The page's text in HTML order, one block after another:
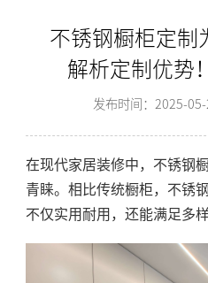
不锈钢橱柜定制
解析定制优势
发布时间：2025-05-
在现代家居装修中，不锈钢
青睐。相比传统橱柜，不锈
不仅实用耐用，还能满足多